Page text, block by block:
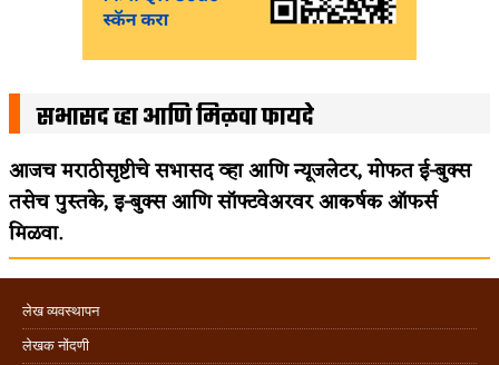
सभासद व्हा आणि मिळवा फायदे
आजच मराठीसृष्टीचे सभासद व्हा आणि न्यूजलेटर, मोफत ई-बुक्स
तसेच पुस्तके, इ-बुक्स आणि सॉफ्टवेअरवर आकर्षक ऑफर्स
मिळवा.
लेख व्यवस्थापन
लेखक नोंदणी